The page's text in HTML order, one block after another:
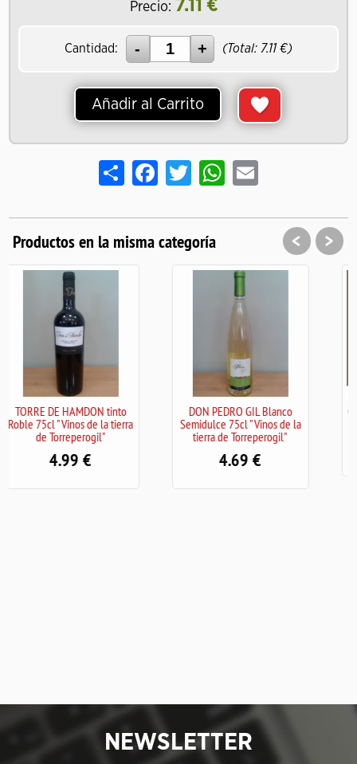
Precio: 7.11 €
Cantidad: (Total: 7.11€)
Añadir al Carrito
Share Facebook
TwitterWhatsApp
Email
Productos en la misma categoría
DON PEDRO GIL Blanco
Semidulce 75cl "Vinos de la
tierra de Torreperogil"
4.69
CAMPOAMENO Tinto Joven -
Frailes (Jaén) 75cl
4.10€
< >
NEWSLETTER